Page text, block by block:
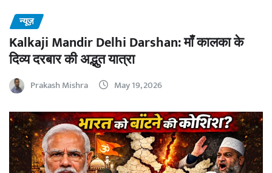
न्यूज़
Kalkaji Mandir Delhi Darshan: माँ कालका के
दिव्य दरबार की अद्भुत यात्रा
Prakash Mishra May 19, 2026